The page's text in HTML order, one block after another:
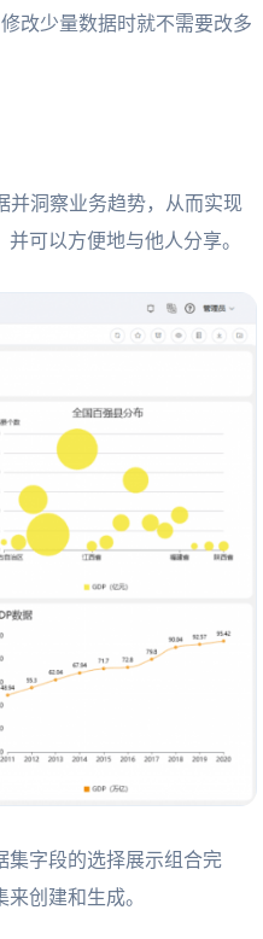
改少量数据时就不需要改多
并洞察业务趋势，从而实现
可以方便地与他人分享。
集字段的选择展示组合完
创建和生成。